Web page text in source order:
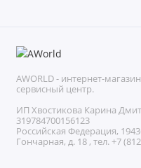
AWORLD - интернет-
сервисный центр.
ИП Хвостикова Карина
319784700156123
Российская Федерация,
Гончарная, д. 18 , тел. +7